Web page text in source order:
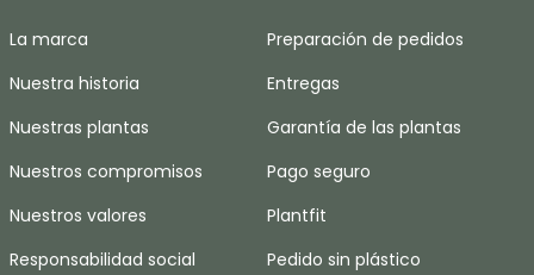
La marca
Nuestra historia
Nuestras plantas
Nuestros compromisos
Nuestros valores
Responsabilidad social
Preparación de pedidos
Entregas
Garantía de las plantas
Pago seguro
Plantfit
Pedido sin plástico